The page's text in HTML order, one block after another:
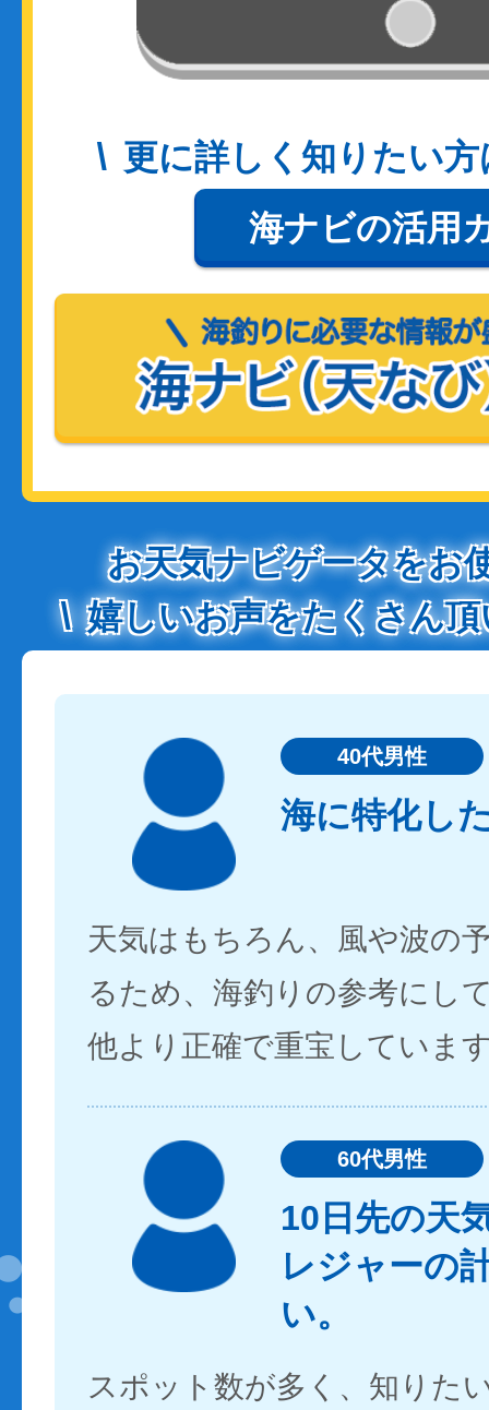
更に詳しく知りたい
海ナビの活用
お天気ナビゲータをお
嬉しいお声をたくさん
40代男性
海に特化し
天気はもちろん、風や波の
るため、海釣りの参考にし
他より正確で重宝していま
60代男性
10日先の天
レジャーの
い。
スポット数が多く、知りた